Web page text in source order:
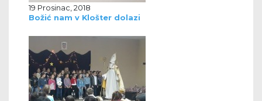
19 Prosinac, 2018
Božić nam v Klošter dolazi